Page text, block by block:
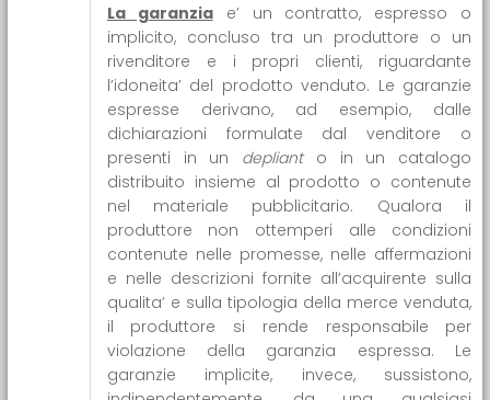
La garanziae’ un contratto, espresso o
implicito, concluso tra un produttore o un
rivenditore e i propri clienti, riguardante
l’idoneita’ del prodotto venduto. Le garanzie
espresse derivano, ad esempio, dalle
dichiarazioni formulate dal venditore o
presenti in un deplianto in un catalogo
distribuito insieme al prodotto o contenute
nel materiale pubblicitario. Qualora il
produttore non ottemperi alle condizioni
contenute nelle promesse, nelle affermazioni
e nelle descrizioni fornite all’acquirente sulla
qualita’ e sulla tipologia della merce venduta,
il produttore si rende responsabile per
violazione della garanzia espressa. Le
garanzie implicite, invece, sussistono,